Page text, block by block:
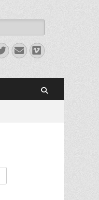
E-
mail
Vimeo